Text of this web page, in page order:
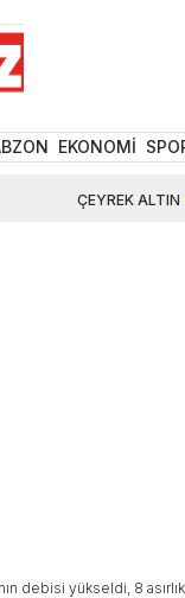
EKONOMİ
ÇEYREK ALTIN
debisi yükseldi, 8